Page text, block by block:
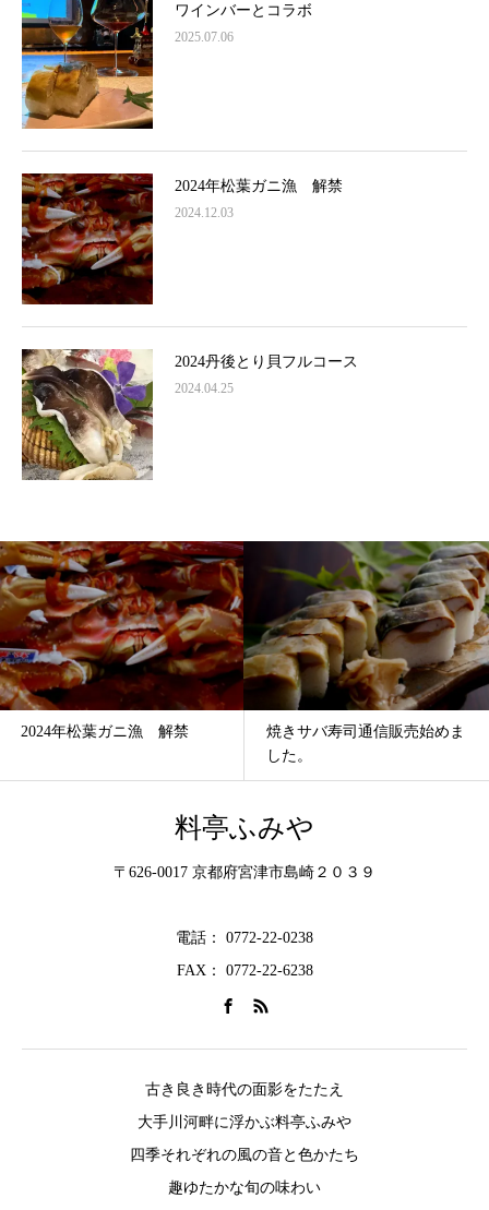
ワインバーとコラボ
2025.07.06
2024年松葉ガニ漁 解禁
2024.12.03
2024丹後とり貝フルコース
2024.04.25
焼きサバ寿司通信販売始めま
丹後とり貝をランチで味わう
宮津
料亭ふみや
〒626-0017 京都府宮津市島崎２０３９
電話： 0772-22-0238
FAX： 0772-22-6238
古き良き時代の面影をたたえ
大手川河畔に浮かぶ料亭ふみや
四季それぞれの風の音と色かたち
趣ゆたかな旬の味わい